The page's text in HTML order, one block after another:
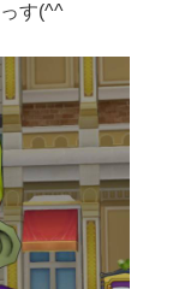
す(^^ゞ